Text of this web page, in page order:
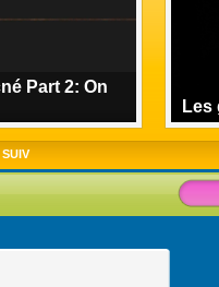
Part 2: On
Les
SUIV